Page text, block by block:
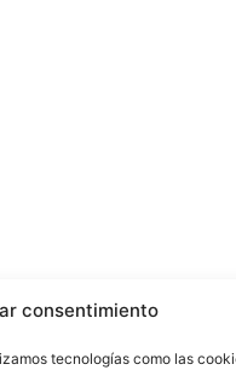
consentimiento
tecnologías como las